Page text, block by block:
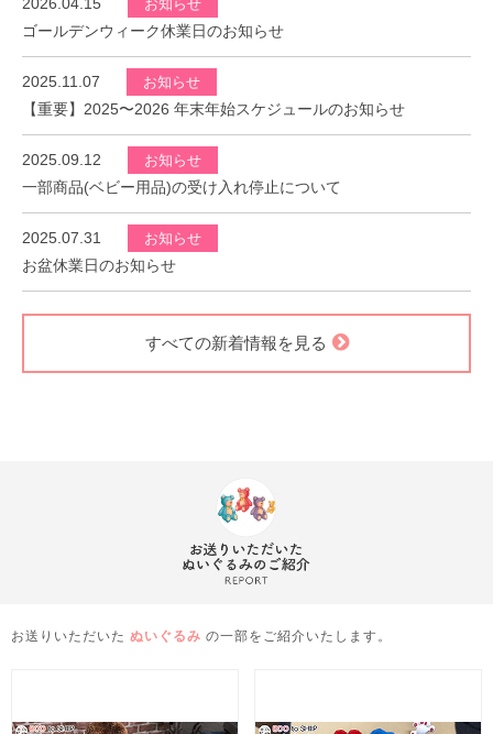
お知らせ
ゴールデンウィーク休業日のお知らせ
2025.11.07 お知らせ
【重要】2025〜2026 年末年始スケジュールのお知らせ
2025.09.12 お知らせ
一部商品(ベビー用品)の受け入れ停止について
2025.07.31 お知らせ
お盆休業日のお知らせ
すべての新着情報を見る
お送りいただいた ぬいぐるみ の一部をご紹介いたします。